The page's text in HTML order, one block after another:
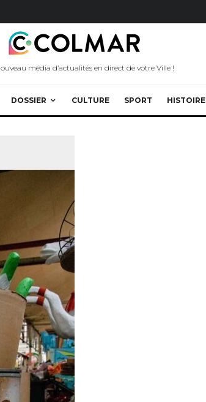
média d’actualités en direct de votre Ville !
DOSSIER CULTURE SPORT HISTOIRE